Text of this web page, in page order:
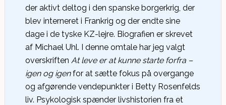
der aktivt deltog i den spanske borgerkrig, der
blev interneret i Frankrig og der endte sine
dage i de tyske KZ-lejre. Biografien er skrevet
af Michael Uhl. I denne omtale har jeg valgt
overskriften At leve er at kunne starte forfra –
igen og igenfor at sætte fokus på overgange
og afgørende vendepunkter i Betty Rosenfelds
liv. Psykologisk spænder livshistorien fra et